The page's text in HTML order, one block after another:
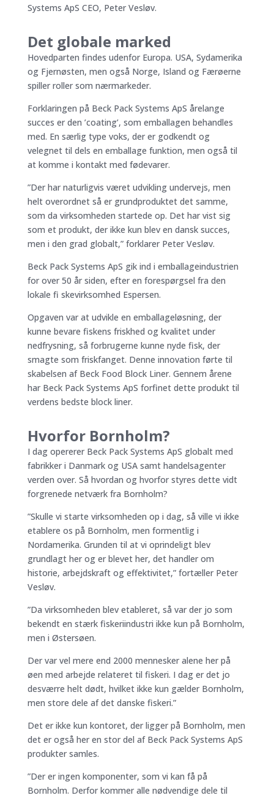
Systems ApS CEO, Peter Vesløv.
Det globale marked
Hovedparten findes udenfor Europa. USA, Sydamerika
og Fjernøsten, men også Norge, Island og Færøerne
spiller roller som nærmarkeder.
Forklaringen på Beck Pack Systems ApS årelange
succes er den ’coating’, som emballagen behandles
med. En særlig type voks, der er godkendt og
velegnet til dels en emballage funktion, men også til
at komme i kontakt med fødevarer.
”Der har naturligvis været udvikling undervejs, men
helt overordnet så er grundproduktet det samme,
som da virksomheden startede op. Det har vist sig
som et produkt, der ikke kun blev en dansk succes,
men i den grad globalt,” forklarer Peter Vesløv.
Beck Pack Systems ApS gik ind i emballageindustrien
for over 50 år siden, efter en forespørgsel fra den
lokale fi skevirksomhed Espersen.
Opgaven var at udvikle en emballageløsning, der
kunne bevare fiskens friskhed og kvalitet under
nedfrysning, så forbrugerne kunne nyde fisk, der
smagte som friskfanget. Denne innovation førte til
skabelsen af Beck Food Block Liner. Gennem årene
har Beck Pack Systems ApS forfinet dette produkt til
verdens bedste block liner.
Hvorfor Bornholm?
I dag opererer Beck Pack Systems ApS globalt med
fabrikker i Danmark og USA samt handelsagenter
verden over. Så hvordan og hvorfor styres dette vidt
forgrenede netværk fra Bornholm?
”Skulle vi starte virksomheden op i dag, så ville vi ikke
etablere os på Bornholm, men formentlig i
Nordamerika. Grunden til at vi oprindeligt blev
grundlagt her og er blevet her, det handler om
historie, arbejdskraft og effektivitet,” fortæller Peter
Vesløv.
”Da virksomheden blev etableret, så var der jo som
bekendt en stærk fiskeriindustri ikke kun på Bornholm,
men i Østersøen.
Der var vel mere end 2000 mennesker alene her på
øen med arbejde relateret til fiskeri. I dag er det jo
desværre helt dødt, hvilket ikke kun gælder Bornholm,
men store dele af det danske fiskeri.”
Det er ikke kun kontoret, der ligger på Bornholm, men
det er også her en stor del af Beck Pack Systems ApS
produkter samles.
”Der er ingen komponenter, som vi kan få på
Bornholm. Derfor kommer alle nødvendige dele til